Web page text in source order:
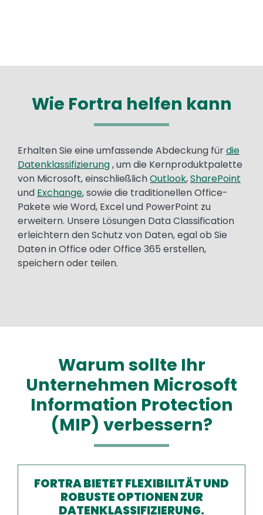
Wie Fortra helfen kann
Text
Erhalten Sie eine umfassende Abdeckung fürdie
Datenklassifizierung, um die Kernproduktpalette
von Microsoft, einschließlichOutlook,SharePoint
und Exchange, sowie die traditionellen Office-
Pakete wie Word, Excel und PowerPoint zu
erweitern. Unsere Lösungen Data Classification
erleichtern den Schutz von Daten, egal ob Sie
Daten in Office oder Office 365 erstellen,
speichern oder teilen.
Warum sollte Ihr
Unternehmen Microsoft
Information Protection
(MIP) verbessern?
FORTRA BIETET FLEXIBILITÄT UND
ROBUSTE OPTIONEN ZUR
DATENKLASSIFIZIERUNG.